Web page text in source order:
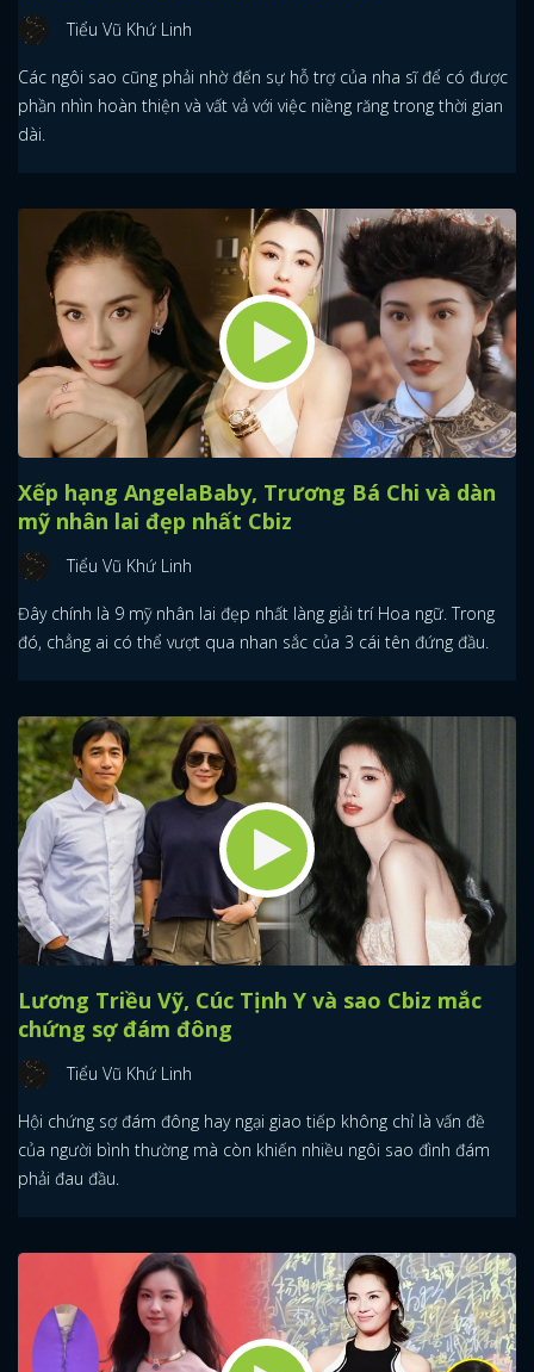
Tiểu Vũ Khứ Linh
Các ngôi sao cũng phải nhờ đến sự hỗ trợ của nha sĩ để có được
phần nhìn hoàn thiện và vất vả với việc niềng răng trong thời gian
dài.
Xếp hạng AngelaBaby, Trương Bá Chi và dàn
mỹ nhân lai đẹp nhất Cbiz
Tiểu Vũ Khứ Linh
Đây chính là 9 mỹ nhân lai đẹp nhất làng giải trí Hoa ngữ. Trong
đó, chẳng ai có thể vượt qua nhan sắc của 3 cái tên đứng đầu.
Lương Triều Vỹ, Cúc Tịnh Y và sao Cbiz mắc
chứng sợ đám đông
Tiểu Vũ Khứ Linh
Hội chứng sợ đám đông hay ngại giao tiếp không chỉ là vấn đề
của người bình thường mà còn khiến nhiều ngôi sao đình đám
phải đau đầu.